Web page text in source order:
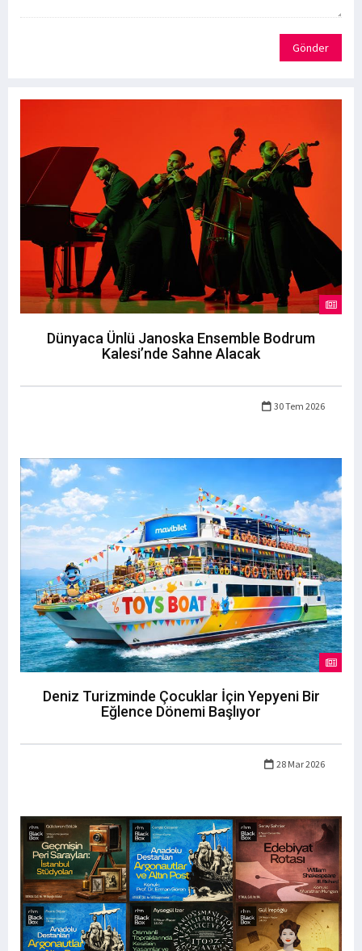
Gönder
Dünyaca Ünlü Janoska Ensemble Bodrum
Kalesi’nde Sahne Alacak
30 Tem 2026
Deniz Turizminde Çocuklar İçin Yepyeni Bir
Eğlence Dönemi Başlıyor
28 Mar 2026